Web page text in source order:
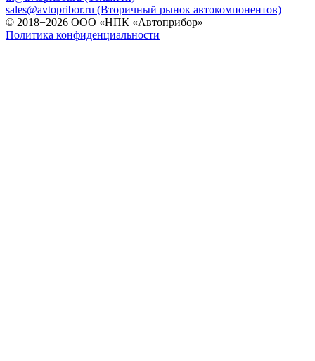
sales@avtopribor.ru (Вторичный рынок автокомпонентов)
© 2018−2026 ООО «НПК «Автоприбор»
Политика конфиденциальности